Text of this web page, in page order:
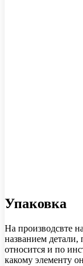
Упаковка
На производсвте
названием
относится и по
какому элементу